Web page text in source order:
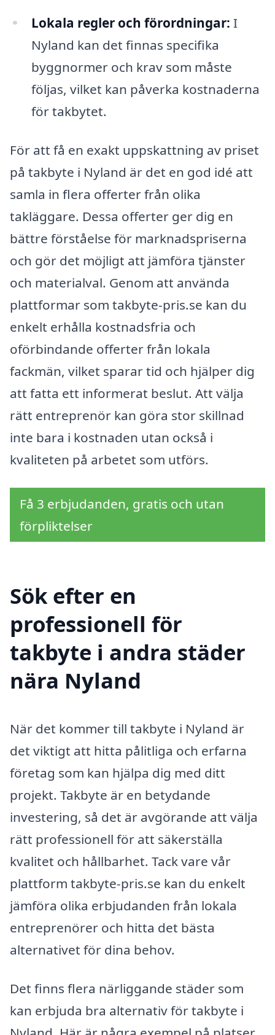
Lokala regler och förordningar: I
Nyland kan det finnas specifika
byggnormer och krav som måste
följas, vilket kan påverka kostnaderna
för takbytet.
För att få en exakt uppskattning av priset
på takbyte i Nyland är det en god idé att
samla in flera offerter från olika
takläggare. Dessa offerter ger dig en
bättre förståelse för marknadspriserna
och gör det möjligt att jämföra tjänster
och materialval. Genom att använda
plattformar som takbyte-pris.se kan du
enkelt erhålla kostnadsfria och
oförbindande offerter från lokala
fackmän, vilket sparar tid och hjälper dig
att fatta ett informerat beslut. Att välja
rätt entreprenör kan göra stor skillnad
inte bara i kostnaden utan också i
kvaliteten på arbetet som utförs.
Få 3 erbjudanden, gratis och utan
förpliktelser
Sök efter en
professionell för
takbyte i andra städer
nära Nyland
När det kommer till takbyte i Nyland är
det viktigt att hitta pålitliga och erfarna
företag som kan hjälpa dig med ditt
projekt. Takbyte är en betydande
investering, så det är avgörande att välja
rätt professionell för att säkerställa
kvalitet och hållbarhet. Tack vare vår
plattform takbyte-pris.se kan du enkelt
jämföra olika erbjudanden från lokala
entreprenörer och hitta det bästa
alternativet för dina behov.
Det finns flera närliggande städer som
kan erbjuda bra alternativ för takbyte i